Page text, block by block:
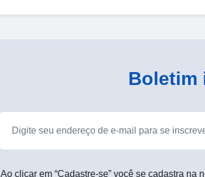
Boletim
Ao clicar em “Cadastre-se” você se cadastra